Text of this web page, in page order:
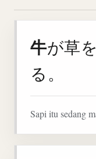
牛が草
る。
Sapi itu sedang